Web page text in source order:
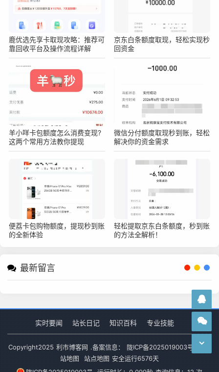
鹿优选先享卡取现攻略：推荐可
靠回收平台及操作流程详解
京东白条额度取现，轻松实现秒
回资金
羊小咩卡包额度怎么消费变现?
这两个常用方法教你提现
微信分付额度取现秒到账，轻松
解决你的资金需求
便荔卡包购物额度，提现秒到账
的全新体验
轻松提取京东白条额度，秒到账
的方法全解析！
最新留言
实时要闻 站长日记 知识百科 专业技能
Copyright2025 利市博客网 .备案信息： 陇ICP备2025019003号-1
站地图
站点地图 安全运行6576天